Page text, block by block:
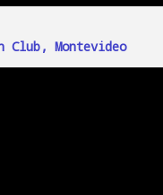
Club, Montevideo